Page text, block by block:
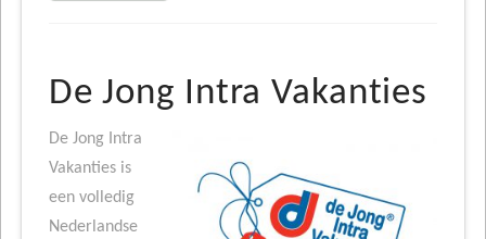
De Jong Intra Vakanties
De Jong Intra
Vakanties is
een volledig
Nederlandse